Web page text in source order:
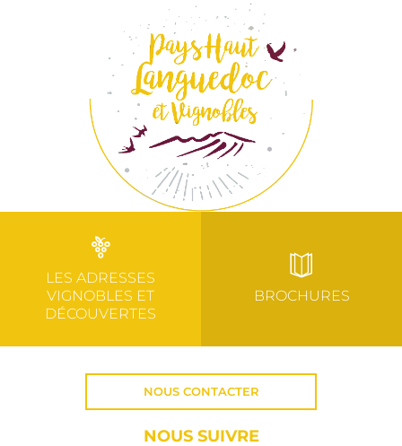
LES ADRESSES
VIGNOBLES ET
DÉCOUVERTES
BROCHURES
NOUS CONTACTER
NOUS SUIVRE